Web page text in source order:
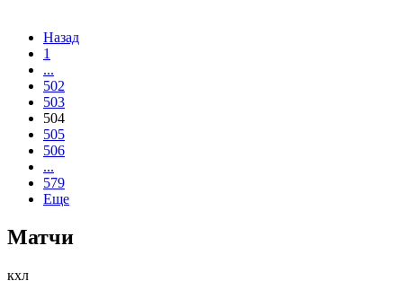
Назад
1
...
502
503
504
505
506
...
579
Еще
Матчи
кхл